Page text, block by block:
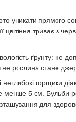
уникати прямого
цвітіння триває з
ґрунту: не
рослина стане
неглибокі горщики
менше 5 см. Бульби
для